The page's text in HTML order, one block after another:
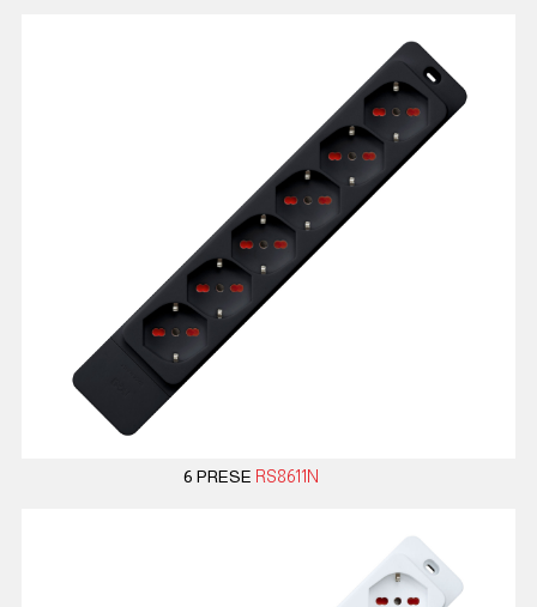
6 PRESE RS8611N